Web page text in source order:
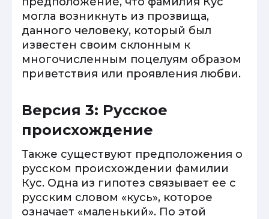
могла возникнуть из прозвища,
данного человеку, который был
известен своим склонным к
многочисленным поцелуям образом
приветствия или проявления любви.
Версия 3: Русское
происхождение
Также существуют предположения о
русском происхождении фамилии
Кус. Одна из гипотез связывает ее с
русским словом «кусь», которое
означает «маленький». По этой